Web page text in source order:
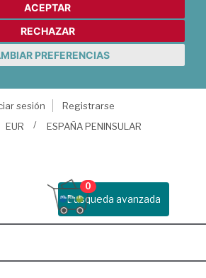
ACEPTAR
RECHAZAR
PREFERENCIAS
sesión
Registrarse
EUR ESPAÑA PENINSULAR
Busqueda avanzada
0